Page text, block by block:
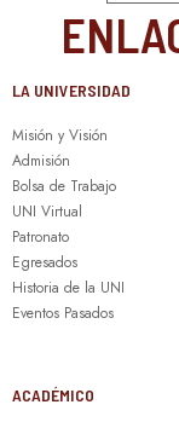
LA UNIVERSIDAD
Misión y Visión
Admisión
Bolsa de Trabajo
UNI Virtual
Patronato
Egresados
Historia de la UNI
Eventos Pasados
ACADÉMICO